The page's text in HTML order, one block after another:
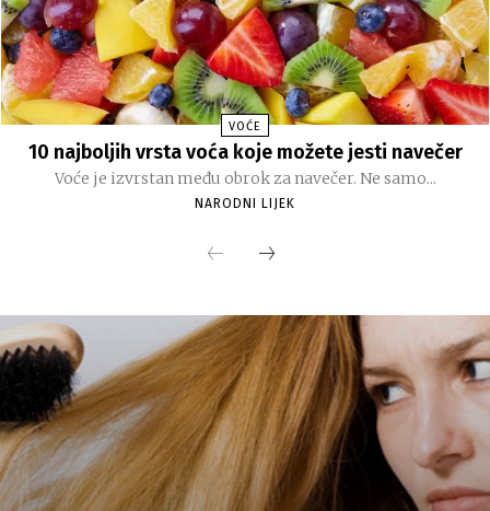
VOĆE
10 najboljih vrsta voća koje možete jesti navečer
Voće je izvrstan među obrok za navečer. Ne samo...
NARODNI LIJEK